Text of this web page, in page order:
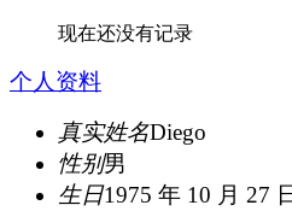
现在还没有记录
个人资料
真实姓名Diego
性别男
生日1975 年 10 月 27